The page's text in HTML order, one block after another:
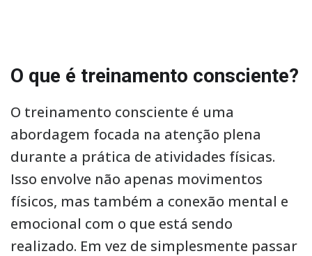
O que é treinamento consciente?
O treinamento consciente é uma
abordagem focada na atenção plena
durante a prática de atividades físicas.
Isso envolve não apenas movimentos
físicos, mas também a conexão mental e
emocional com o que está sendo
realizado. Em vez de simplesmente passar